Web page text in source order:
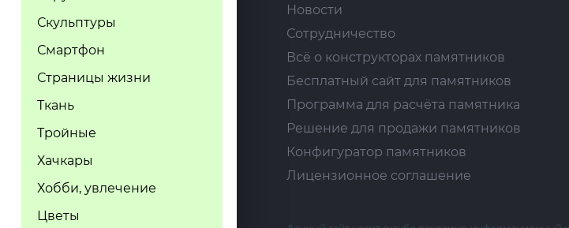
Скульптуры
Смартфон
Страницы жизни
Ткань
Тройные
Хачкары
Хобби, увлечение
Цветы
Новости
Сотрудничество
Всё о конструкторах памятников
Бесплатный сайт для памятников
Программа для расчёта памятника
Решение для продажи памятников
Конфигуратор памятников
Лицензионное соглашение